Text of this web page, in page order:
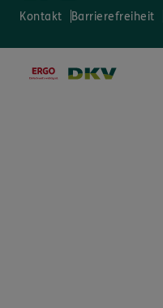
Kontakt Barrierefreiheit